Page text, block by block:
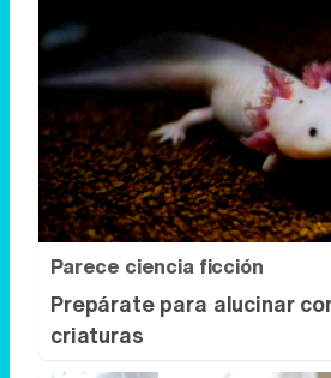
Parece ciencia ficción
Prepárate para alucinar
criaturas